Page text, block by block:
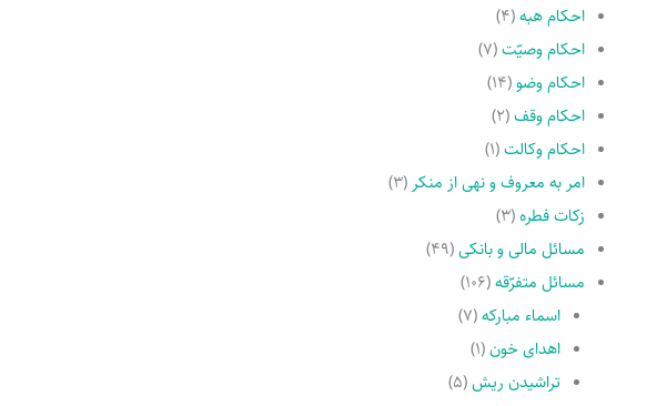
احکام هبه(۴)
احکام وصیّت(۷)
احکام وضو(۱۴)
احکام وقف(۲)
احکام وکالت(۱)
امر به معروف و نهى از منکر (۳)
زکات فطره(۳)
مسائل مالی و بانکی(۴۹)
مسائل متفرّقه(۱۰۶)
اسماء مبارکه(۷)
اهدای خون(۱)
تراشیدن ریش(۵)